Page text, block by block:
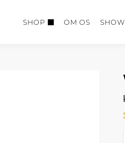
SHOP OM OS